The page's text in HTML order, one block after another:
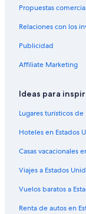
Hoteles con
Hoteles de lujo en
Hoteles de negocios
Hoteles históricos en
Hoteles baratos en
Hoteles con aire
Hoteles con
Hoteles con vista en
Hoteles de
Hoteles de
Hoteles en Sureste
Propuestas
Relaciones con los
Publicidad
Affiliate Marketing
Ideas para
Lugares turísticos de
Hoteles en Estados
Casas vacacionales
Viajes a Estados
Vuelos baratos a
Renta de autos en